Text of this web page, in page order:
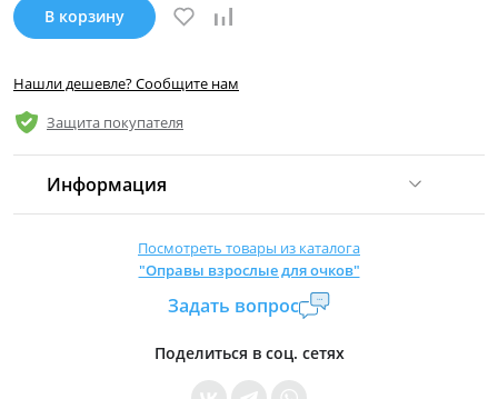
В корзину
Нашли дешевле? Сообщите нам
Защита покупателя
Информация
Страна производитель:Китай
Уровень доступа:0
* Общие условия читайте в правилах сайта
Посмотреть товары из каталога
"Оправы взрослые для очков"
Задать вопрос
Поделиться в соц. сетях